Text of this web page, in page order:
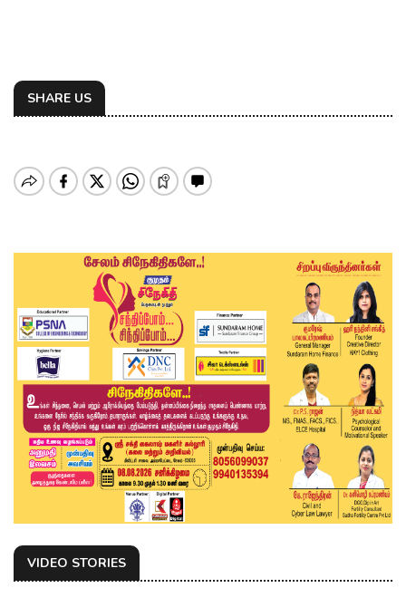
SHARE US
VIDEO STORIES